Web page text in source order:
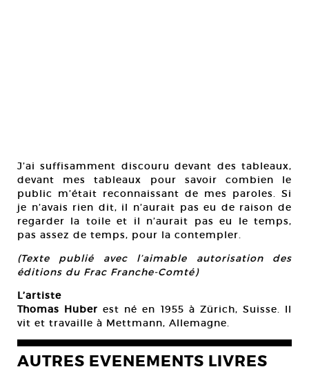
J’ai suffisamment discouru devant des tableaux,
devant mes tableaux pour savoir combien le
public m’était reconnaissant de mes paroles. Si
je n’avais rien dit, il n’aurait pas eu de raison de
regarder la toile et il n’aurait pas eu le temps,
pas assez de temps, pour la contempler.
(Texte publié avec l’aimable autorisation des
éditions du Frac Franche-Comté)
L’artiste
Thomas Huber est né en 1955 à Zürich, Suisse. Il
vit et travaille à Mettmann, Allemagne.
AUTRES EVENEMENTS LIVRES